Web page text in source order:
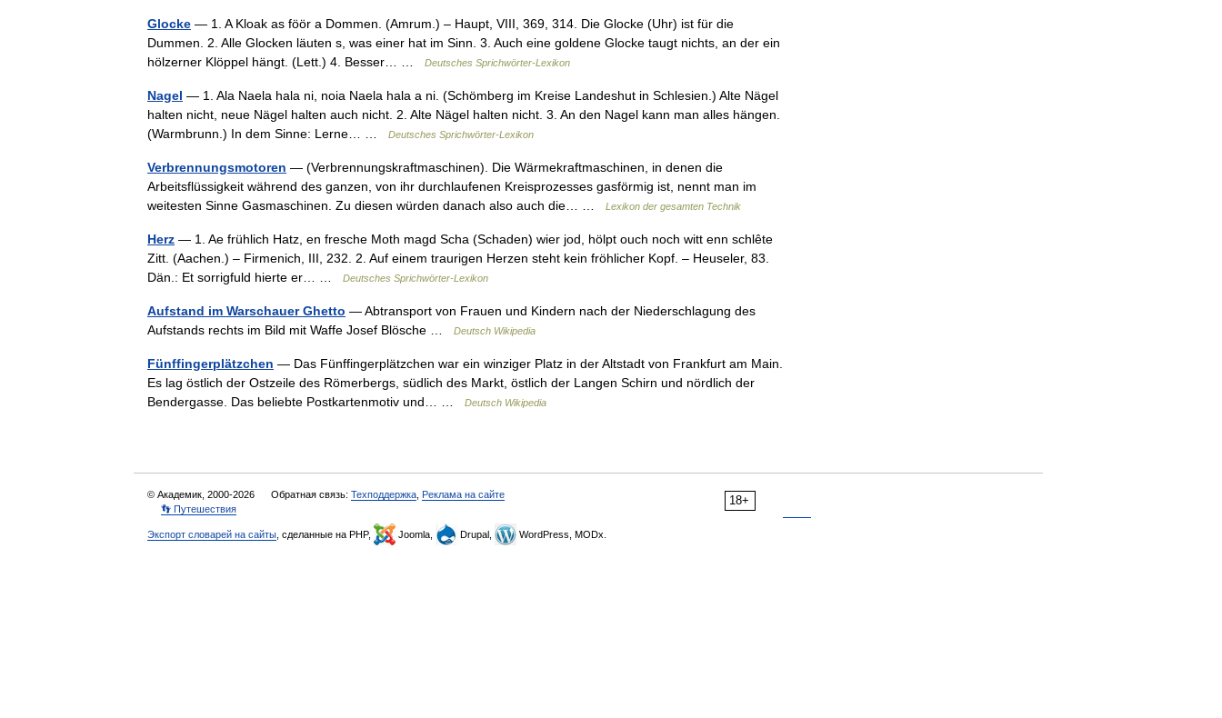
Glocke — 1. A Kloak as föör a Dommen. (Amrum.) – Haupt, VIII, 369, 314. Die Glocke (Uhr) ist für die
Dummen. 2. Alle Glocken läuten s, was einer hat im Sinn. 3. Auch eine goldene Glocke taugt nichts, an der ein
hölzerner Klöppel hängt. (Lett.) 4. Besser… …
Deutsches Sprichwörter-Lexikon
Nagel — 1. Ala Naela hala ni, noia Naela hala a ni. (Schömberg im Kreise Landeshut in Schlesien.) Alte Nägel
halten nicht, neue Nägel halten auch nicht. 2. Alte Nägel halten nicht. 3. An den Nagel kann man alles hängen.
(Warmbrunn.) In dem Sinne: Lerne… …
Deutsches Sprichwörter-Lexikon
Verbrennungsmotoren — (Verbrennungskraftmaschinen). Die Wärmekraftmaschinen, in denen die
Arbeitsflüssigkeit während des ganzen, von ihr durchlaufenen Kreisprozesses gasförmig ist, nennt man im
weitesten Sinne Gasmaschinen. Zu diesen würden danach also auch die… …
Lexikon der gesamten Technik
Herz — 1. Ae frühlich Hatz, en fresche Moth magd Scha (Schaden) wier jod, hölpt ouch noch witt enn schlête
Zitt. (Aachen.) – Firmenich, III, 232. 2. Auf einem traurigen Herzen steht kein fröhlicher Kopf. – Heuseler, 83.
Dän.: Et sorrigfuld hierte er… …
Deutsches Sprichwörter-Lexikon
Aufstand im Warschauer Ghetto — Abtransport von Frauen und Kindern nach der Niederschlagung des
Aufstands rechts im Bild mit Waffe Josef Blösche …
Deutsch Wikipedia
Fünffingerplätzchen — Das Fünffingerplätzchen war ein winziger Platz in der Altstadt von Frankfurt am Main.
Es lag östlich der Ostzeile des Römerbergs, südlich des Markt, östlich der Langen Schirn und nördlich der
Bendergasse. Das beliebte Postkartenmotiv und… …
Deutsch Wikipedia
18+
© Академик, 2000-2026 Обратная связь: Техподдержка Реклама на сайте
👣 Путешествия
Экспорт словарей на сайты , сделанные на PHP, Joomla, Drupal, WordPress, MODx.